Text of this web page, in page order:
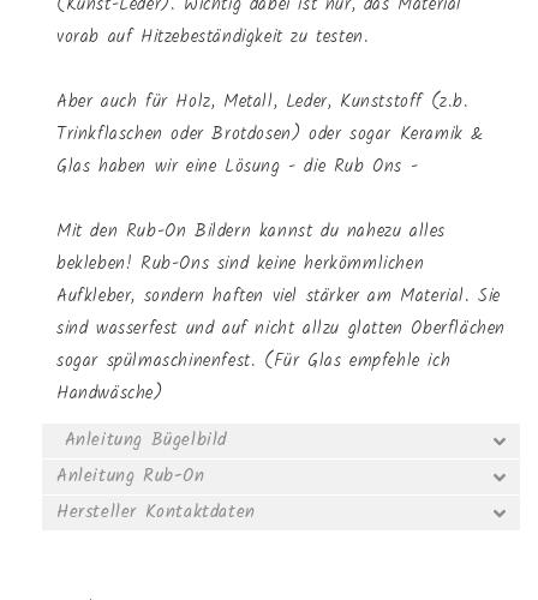
vorab auf Hitzebeständigkeit zu testen.
Aber auch für Holz, Metall, Leder, Kunststoff (z.b.
Trinkflaschen oder Brotdosen) oder sogar Keramik &
Glas haben wir eine Lösung - die Rub Ons -
Mit den Rub-On Bildern kannst du nahezu alles
bekleben! Rub-Ons sind keine herkömmlichen
Aufkleber, sondern haften viel stärker am Material. Sie
sind wasserfest und auf nicht allzu glatten Oberflächen
sogar spülmaschinenfest. (Für Glas empfehle ich
Handwäsche)
Anleitung Bügelbild
Anleitung Rub-On
Hersteller Kontaktdaten